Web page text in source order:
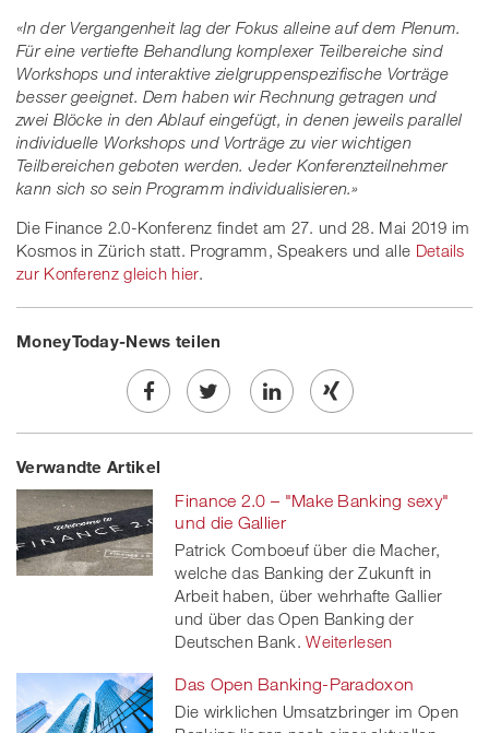
«In der Vergangenheit lag der Fokus alleine auf dem Plenum.
Für eine vertiefte Behandlung komplexer Teilbereiche sind
Workshops und interaktive zielgruppenspezifische Vorträge
besser geeignet. Dem haben wir Rechnung getragen und
zwei Blöcke in den Ablauf eingefügt, in denen jeweils parallel
individuelle Workshops und Vorträge zu vier wichtigen
Teilbereichen geboten werden. Jeder Konferenzteilnehmer
kann sich so sein Programm individualisieren.»
Die Finance 2.0-Konferenz findet am 27. und 28. Mai 2019 im
Kosmos in Zürich statt. Programm, Speakers und alle Details
zur Konferenz gleich hier.
MoneyToday-News teilen
Share
on
Facebook
Twe
on
twitt
er
Share
linkedin
Share
Xing
Verwandte Artikel
Finance 2.0 – "Make Banking sexy"
und die Gallier
Patrick Comboeuf über die Macher,
welche das Banking der Zukunft in
Arbeit haben, über wehrhafte Gallier
und über das Open Banking der
Deutschen Bank. Weiterlesen
Das Open Banking-Paradoxon
Die wirklichen Umsatzbringer im Open